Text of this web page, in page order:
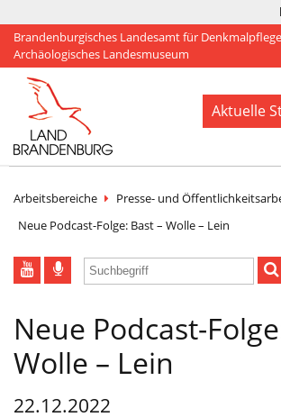
Brandenburgisches Landesamt für
Archäologisches Landesmuseum
Aktuelle
Aktuelles
BLDAM
Denkmale
Publikationen
Service
Arbeitsbereiche Presse- und
Neue Podcast-Folge: Bast – Wolle – Lein
Neue Podcast-
Wolle – Lein
22.12.2022